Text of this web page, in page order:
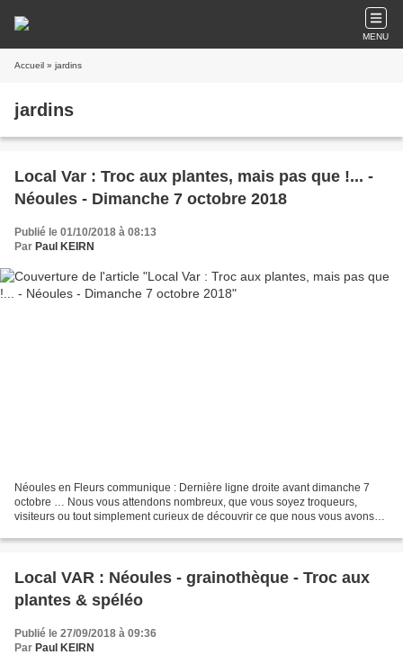
MENU
Accueil » jardins
jardins
Local Var : Troc aux plantes, mais pas que !... -
Néoules - Dimanche 7 octobre 2018
Publié le 01/10/2018 à 08:13
Par Paul KEIRN
Néoules en Fleurs communique : Dernière ligne droite avant dimanche 7
octobre … Nous vous attendons nombreux, que vous soyez troqueurs,
visiteurs ou tout simplement curieux de découvrir ce que nous vous avons
Local VAR : Néoules - grainothèque - Troc aux
plantes & spéléo
Publié le 27/09/2018 à 09:36
Par Paul KEIRN